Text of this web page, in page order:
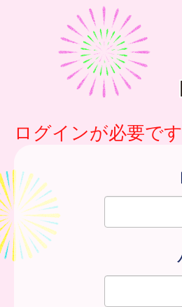
ログインが必要です